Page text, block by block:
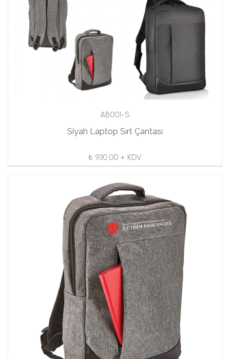
AB001-S
Siyah Laptop Sırt Çantası
₺ 930.00 + KDV